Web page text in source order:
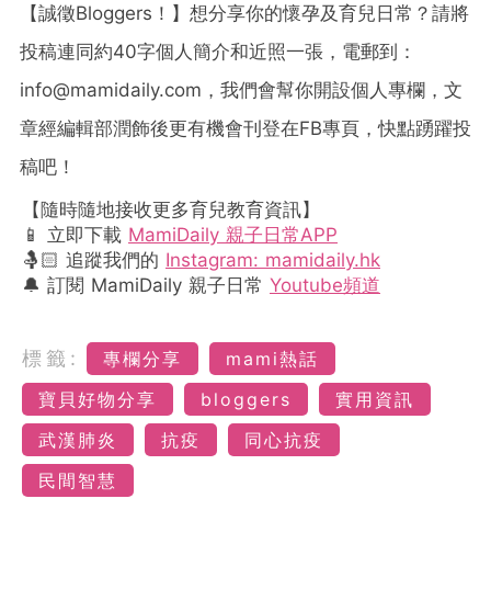
【誠徵Bloggers ！】想分享你的懷孕及育兒日常？請將
投稿連同約40字個人簡介和近照一張，電郵到：
info@mamidaily.com ，我們會幫你開設個人專欄，文
章經編輯部潤飾後更有機會刊登在FB專頁，快點踴躍投
稿吧！
【隨時隨地接收更多育兒教育資訊】
📱 立即下載 MamiDaily 親子日常APP
🤱🏻 追蹤我們的 Instagram: mamidaily.hk
🔔 訂閱 MamiDaily 親子日常 Youtube頻道
標籤: 專欄分享
mami熱話
寶貝好物分享
bloggers
實用資訊
武漢肺炎
抗疫
同心抗疫
民間智慧